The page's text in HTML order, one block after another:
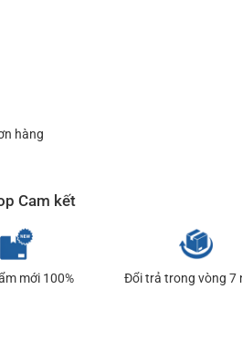
hàng
Cam kết
mới 100% Đổi trả trong vòng 7